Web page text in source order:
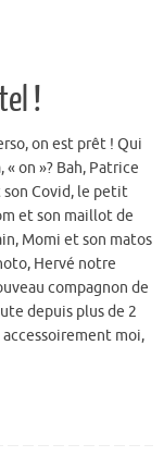
!
on est prêt ! Qui
« on »? Bah, Patrice
son Covid, le petit
et son maillot de
Momi et son matos
Hervé notre
compagnon de
depuis plus de 2
moi,